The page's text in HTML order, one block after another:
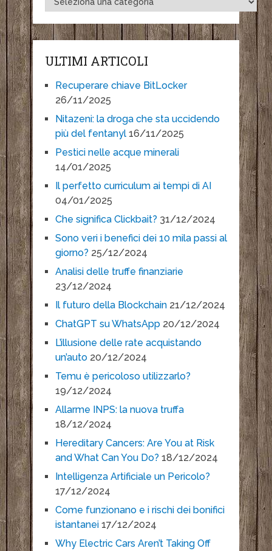
ULTIMI ARTICOLI
Recuperare chiave BitLocker
26/11/2025
Nitazeni: la droga che sta uccidendo
più del fentanyl 16/11/2025
Pestici nelle acque minerali
14/01/2025
Il perfetto curriculum ai tempi di AI
04/01/2025
Che significa Clickbait? 31/12/2024
Sono veri i benefici dei 10 mila passi al
giorno? 25/12/2024
Analisi delle truffe finanziarie
23/12/2024
Il futuro della Blockchain 21/12/2024
ChatGPT su WhatsApp 20/12/2024
L’illusione delle rate acquistando
un’auto 20/12/2024
Temu è pericoloso utilizzarlo?
19/12/2024
Allarme INPS: la nuova truffa
18/12/2024
Hereditary Cancers: Are You at Risk
and What Can You Do? 18/12/2024
Intelligenza Artificiale un Pericolo?
17/12/2024
Come funzionano e i rischi dei bonifici
istantanei 17/12/2024
Why Electric Cars Aren’t Taking Off